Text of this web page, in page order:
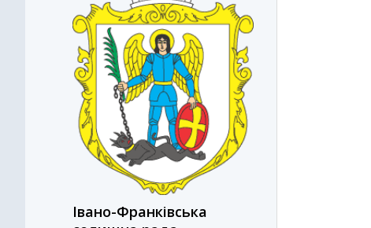
Івано-Франківська